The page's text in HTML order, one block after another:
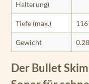
Halterung)
Tiefe (max.)
Gewicht
Der Bullet